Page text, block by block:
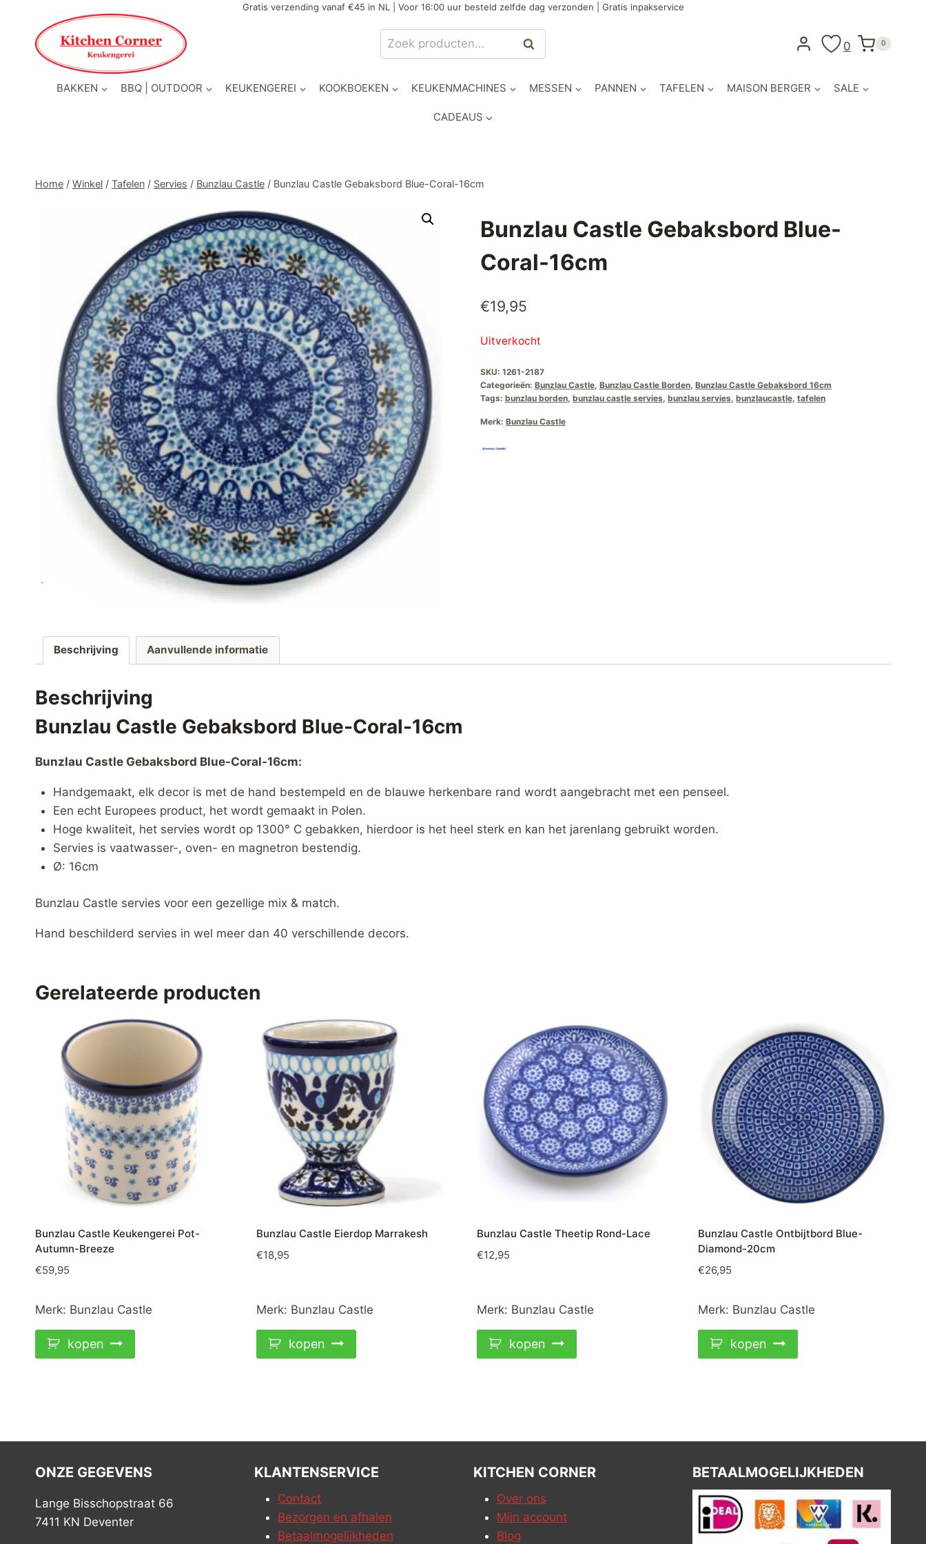
inhoud
Gratis verzending vanaf €45 in NL | Voor 16:00 uur besteld zelfde dag verzonden | Gratis inpakservice
Zoeken
naar:
Zoeken 0 0
BAKKEN BBQ | OUTDOOR KEUKENGEREI KOOKBOEKEN KEUKENMACHINES MESSEN PANNEN TAFELEN MAISON BERGER SALE
CADEAUS
Home / Winkel / Tafelen / Servies / Bunzlau Castle / Bunzlau Castle Gebaksbord Blue-Coral-16cm
Bunzlau Castle Gebaksbord Blue-
Coral-16cm
€19,95
Uitverkocht
SKU: 1261-2187
Categorieën: Bunzlau Castle, Bunzlau Castle Borden, Bunzlau Castle Gebaksbord 16cm
Tags: bunzlau borden, bunzlau castle servies, bunzlau servies, bunzlaucastle, tafelen
Merk: Bunzlau Castle
Beschrijving Aanvullende informatie
Beschrijving
Bunzlau Castle Gebaksbord Blue-Coral-16cm
Bunzlau Castle Gebaksbord Blue-Coral-16cm:
Handgemaakt, elk decor is met de hand bestempeld en de blauwe herkenbare rand wordt aangebracht met een penseel.
Een echt Europees product, het wordt gemaakt in Polen.
Hoge kwaliteit, het servies wordt op 1300° C gebakken, hierdoor is het heel sterk en kan het jarenlang gebruikt worden.
Servies is vaatwasser-, oven- en magnetron bestendig.
Ø: 16cm
Bunzlau Castle servies voor een gezellige mix & match.
Hand beschilderd servies in wel meer dan 40 verschillende decors.
Gerelateerde producten
Bunzlau Castle Keukengerei Pot-
Autumn-Breeze
€59,95
Merk: Bunzlau Castle
kopen
Bunzlau Castle Eierdop Marrakesh
€18,95
Merk: Bunzlau Castle
kopen
Bunzlau Castle Theetip Rond-Lace
€12,95
Merk: Bunzlau Castle
kopen
Bunzlau Castle Ontbijtbord Blue-
Diamond-20cm
€26,95
Merk: Bunzlau Castle
kopen
ONZE GEGEVENS
Lange Bisschopstraat 66
7411 KN Deventer
KLANTENSERVICE
Contact
Bezorgen en afhalen
Betaalmogelijkheden
KITCHEN CORNER
Over ons
Mijn account
Blog
BETAALMOGELIJKHEDEN